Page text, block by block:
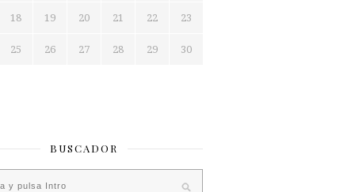
18 19 20 21 22 23
25 26 27 28 29 30
BUSCADOR